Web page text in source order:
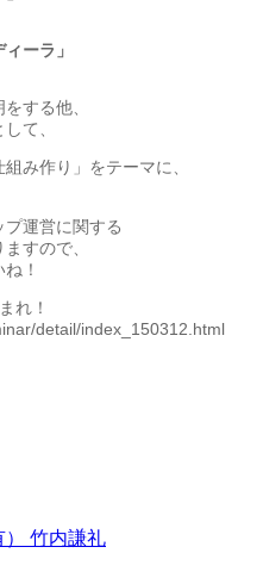
ーラ」
する他、
て、
み作り」をテーマに、
運営に関する
すので、
！
れ！
detail/index_150312.html
） 竹内謙礼